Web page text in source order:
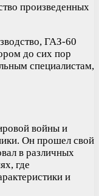
произведенных
ГАЗ-60
до сих пор
специалистам,
войны и
Он прошел свой
в различных
где
и